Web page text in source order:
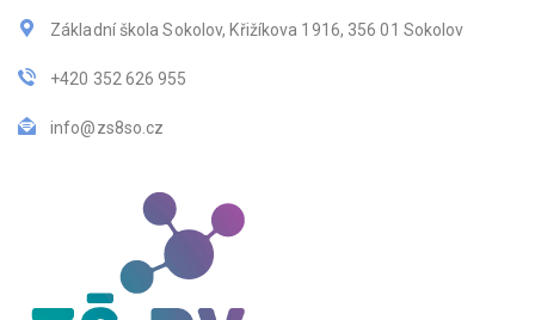
Základní škola Sokolov, Křižíkova 1916, 356 01 Sokolov
+420 352 626 955
info@zs8so.cz